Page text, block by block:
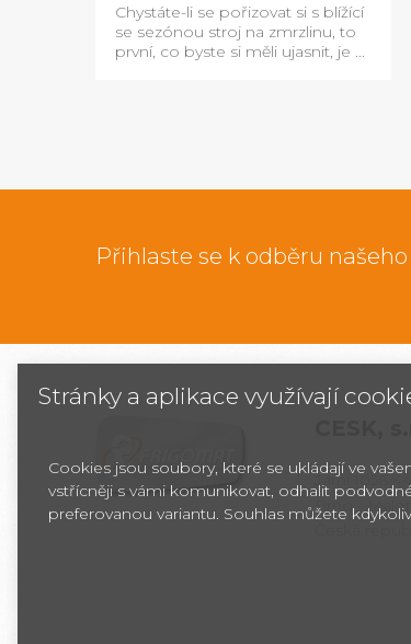
Chystáte-li se pořizovat si s blížící
se sezónou stroj na zmrzlinu, to
první, co byste si měli ujasnit, je ...
Přihlaste se k odběru
Jarní 1058/
Brno -
Stránky a aplikace využívají
Cookies jsou soubory, které se ukládají ve
vstřícněji s vámi komunikovat, odhalit
preferovanou variantu. Souhlas můžete